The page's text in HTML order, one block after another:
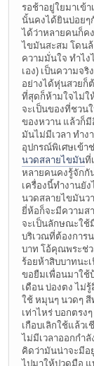
รอช้าอยู่ใยมาเข้
นั้นคงได้ยินบ่อยๆ
ได้ว่าหลายคนก็ค
ไขมันสะสม โดนล้
ความมั่นใจ ทำไ
เอง) เป็นความจ
อย่างได้หุ่นสวยก็
ที่สุดก็ห้ามใจไม่ใ
จะเป็นของที่ชวน
ของหวาน แล้วก็มี
มันไม่มีเวลา ทำง
อุปกรณ์พิเศษเข้
นวดสลายไขมันที่
หลายคนคงรู้จักกั
เครื่องนี้ทำงานยั
นวดสลายไขมันว
ยี่ห้อก็จะมีความส
จะเป็นลักษณะใช้
บริเวณที่ต้องการ
บาท โอ้คุณพระช่
ร้อยห้าสิบบาทนะ
ขอยืมเพื่อนมาใช้
เดือน บ่องตง ไม่
ใช้ หมุนๆ นวดๆ
เท่าไหร่ บอกตรง
เกือบเลิกใช้แล้ว
ไม่มีเวลาออกกำ
คิดว่ามันน่าจะมีอ
ไปมาให้ปวดมือ